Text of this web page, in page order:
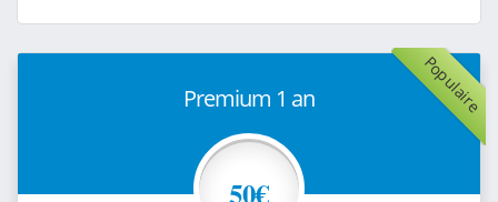
Populaire
Premium 1 an
50€